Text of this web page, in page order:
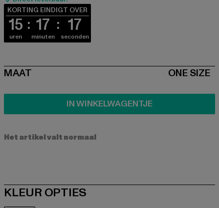
KORTING EINDIGT OVER
15
uren
17
minuten
17
seconden
SIZE
MAAT ONE SIZE
IN WINKELWAGENTJE
Het artikel valt normaal
KLEUR OPTIES